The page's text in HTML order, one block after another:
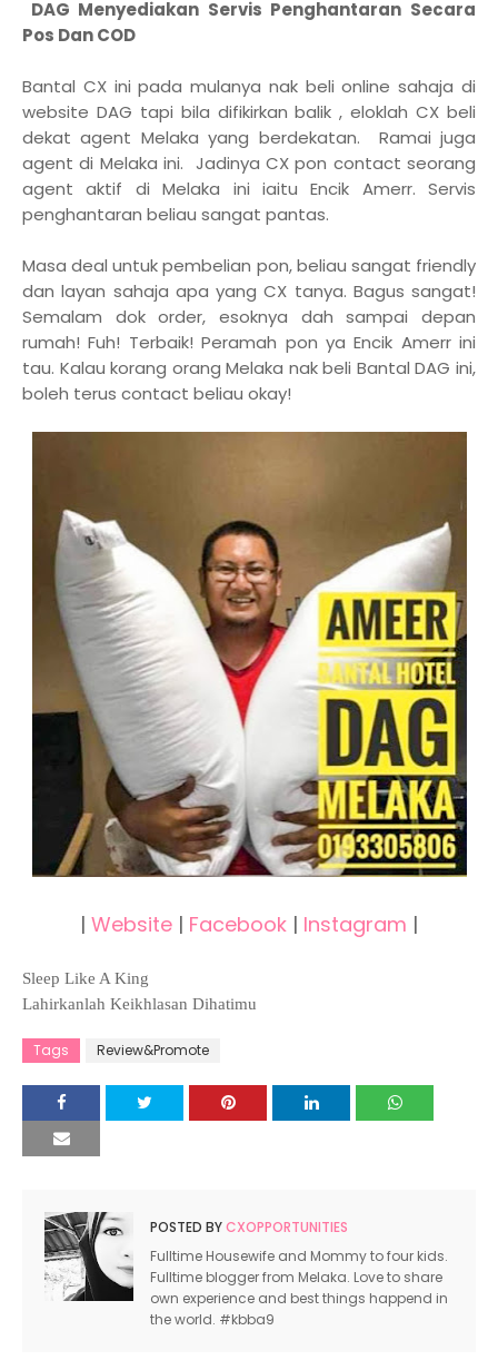
DAG Menyediakan Servis Penghantaran Secara
Pos Dan COD
Bantal CX ini pada mulanya nak beli online sahaja di
website DAG tapi bila difikirkan balik , eloklah CX beli
dekat agent Melaka yang berdekatan. Ramai juga
agent di Melaka ini. Jadinya CX pon contact seorang
agent aktif di Melaka ini iaitu Encik Amerr. Servis
penghantaran beliau sangat pantas.
Masa deal untuk pembelian pon, beliau sangat friendly
dan layan sahaja apa yang CX tanya. Bagus sangat!
Semalam dok order, esoknya dah sampai depan
rumah! Fuh! Terbaik! Peramah pon ya Encik Amerr ini
tau. Kalau korang orang Melaka nak beli Bantal DAG ini,
boleh terus contact beliau okay!
| Website | Facebook | Instagram |
Sleep Like A King
Lahirkanlah Keikhlasan Dihatimu
Tags Review&Promote
POSTED BYCXOPPORTUNITIES
Fulltime Housewife and Mommy to four kids.
Fulltime blogger from Melaka. Love to share
own experience and best things happend in
the world. #kbba9